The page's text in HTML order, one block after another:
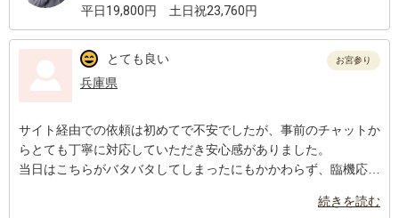
平日19,800円 土日祝23,760円
とても良い
兵庫県
お宮参り
サイト経由での依頼は初めてで不安でしたが、事前のチャットか
らとても丁寧に対応していただき安心感がありました。
当日はこちらがバタバタしてしまったにもかかわらず、臨機応変
続きを読む